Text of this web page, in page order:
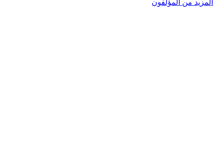
المزيد من المؤلفون